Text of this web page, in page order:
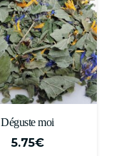
Déguste moi
5.75€